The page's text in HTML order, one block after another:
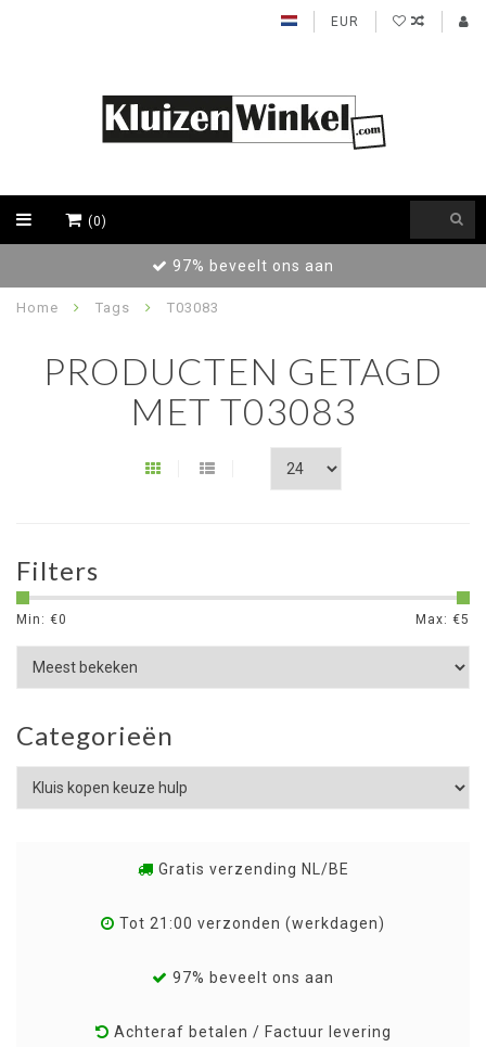
EUR
(0)
97% beveelt ons aan
Home Tags T03083
PRODUCTEN GETAGD
MET T03083
Filters
Min: €0 Max: €5
Categorieën
Gratis verzending NL/BE
Tot 21:00 verzonden (werkdagen)
97% beveelt ons aan
Achteraf betalen / Factuur levering